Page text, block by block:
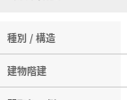
種別 / 構造
建物階建